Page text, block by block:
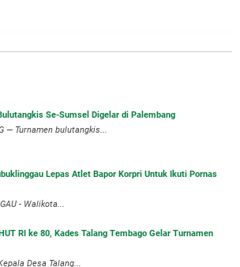
Se-Sumsel Digelar di Palembang
— Turnamen bulutangkis...
Lepas Atlet Bapor Korpri Untuk Ikuti Pornas
- Walikota...
RI ke 80, Kades Talang Tembago Gelar Turnamen
Desa Talang...